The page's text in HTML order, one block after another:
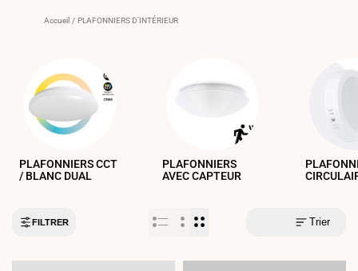
Accueil / PLAFONNIERS D'INTÉRIEUR
PLAFONNIERS CCT
/ BLANC DUAL
PLAFONNIERS
AVEC CAPTEUR
FILTRER Trier